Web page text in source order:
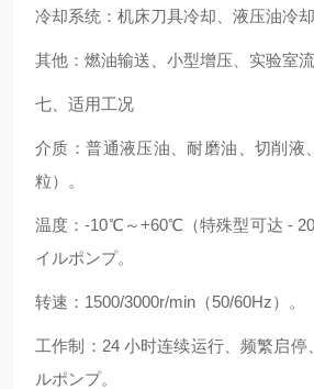
冷却系统：机床刀具冷却、液压油冷却
其他：燃油输送、小型增压、实验室流
七、适用工况
介质：普通液压油、耐磨油、切削液
粒）。
温度：-10℃～+60℃（特殊型可达 -
イルポンプ。
转速：1500/3000r/min（50/60Hz）。
工作制：24 小时连续运行、频繁启停
ルポンプ。